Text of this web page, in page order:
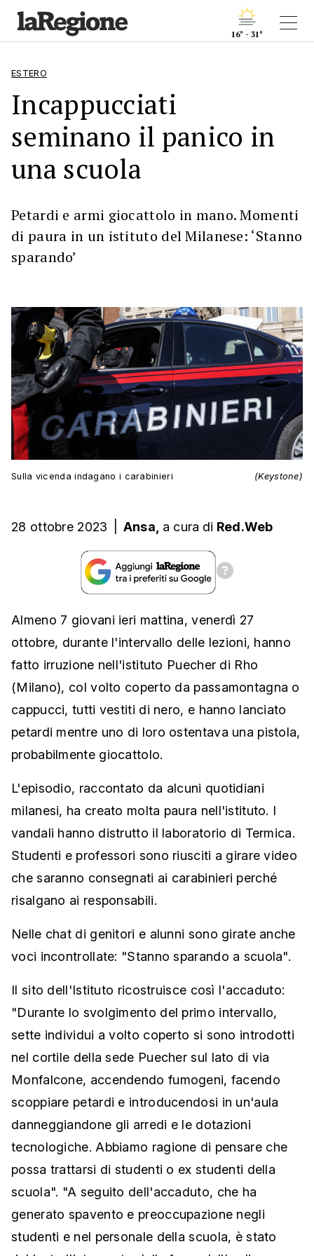
16° - 31°
ESTERO
Incappucciati
seminano il panico in
una scuola
Petardi e armi giocattolo in mano. Momenti
di paura in un istituto del Milanese: ‘Stanno
sparando’
Sulla vicenda indagano i carabinieri (Keystone)
28 ottobre 2023 Ansa, a cura di Red.Web
Almeno 7 giovani ieri mattina, venerdì 27
ottobre, durante l'intervallo delle lezioni, hanno
fatto irruzione nell'istituto Puecher di Rho
(Milano), col volto coperto da passamontagna o
cappucci, tutti vestiti di nero, e hanno lanciato
petardi mentre uno di loro ostentava una pistola,
probabilmente giocattolo.
L'episodio, raccontato da alcuni quotidiani
milanesi, ha creato molta paura nell'istituto. I
vandali hanno distrutto il laboratorio di Termica.
Studenti e professori sono riusciti a girare video
che saranno consegnati ai carabinieri perché
risalgano ai responsabili.
Nelle chat di genitori e alunni sono girate anche
voci incontrollate: "Stanno sparando a scuola".
Il sito dell'Istituto ricostruisce così l'accaduto:
"Durante lo svolgimento del primo intervallo,
sette individui a volto coperto si sono introdotti
nel cortile della sede Puecher sul lato di via
Monfalcone, accendendo fumogeni, facendo
scoppiare petardi e introducendosi in un'aula
danneggiandone gli arredi e le dotazioni
tecnologiche. Abbiamo ragione di pensare che
possa trattarsi di studenti o ex studenti della
scuola". "A seguito dell'accaduto, che ha
generato spavento e preoccupazione negli
studenti e nel personale della scuola, è stato